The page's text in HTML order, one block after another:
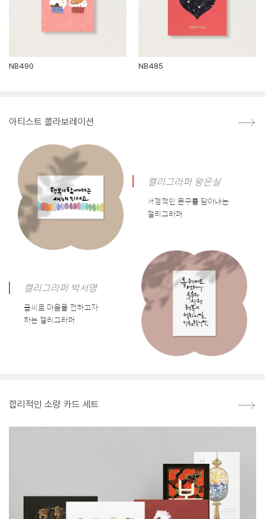
NB490 NB485
아티스트 콜라보레이션
캘리그라퍼 왕은실
서정적인 문구를 담아내는
캘리그라퍼
캘리그라퍼 박서영
글씨로 마음을 전하고자
하는 캘리그라퍼
합리적인 소량 카드 세트